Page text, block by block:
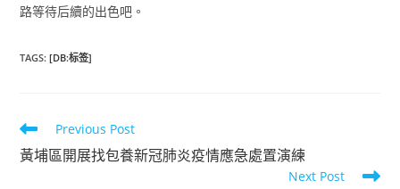
路等待后續的出色吧。
TAGS:[DB:标签]
Read
more
articles
Previous Post
黃埔區開展找包養新冠肺炎疫情應急處置演練
Next Post